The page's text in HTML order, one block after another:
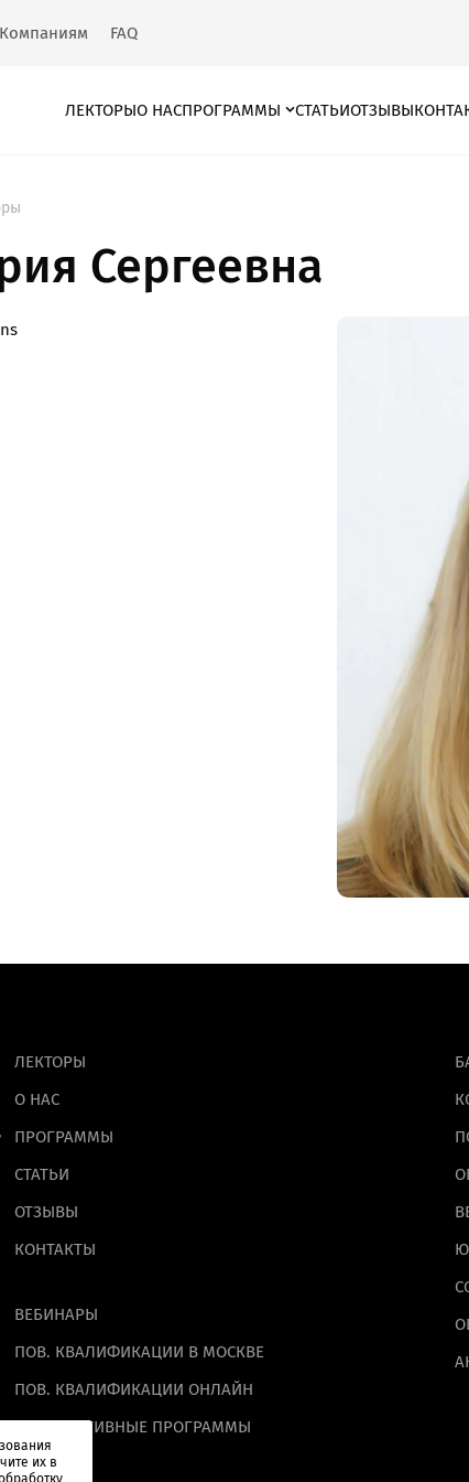
Компаниям FAQ
ЛЕКТОРЫО НАСПРОГРАММЫ СТАТЬИОТЗЫВЫ
Сергеевна
их в
при
заметили
вы даете
на обработку
ЛЕКТОРЫ
О НАС
ПРОГРАММЫ
СТАТЬИ
ОТЗЫВЫ
КОНТАКТЫ
ВЕБИНАРЫ
ПОВ. КВАЛИФИКАЦИИ В МОСКВЕ
ПОВ. КВАЛИФИКАЦИИ ОНЛАЙН
КОРПОРАТИВНЫЕ ПРОГРАММЫ